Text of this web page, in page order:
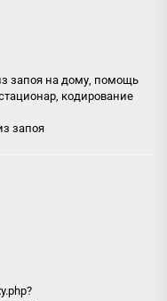
запоя на дому, помощь
кодирование
запоя